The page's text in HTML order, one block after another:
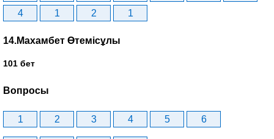
4
1 2 1
14.Махамбет Өтемісұлы
101 бет
Вопросы
1 2 3 4 5 6